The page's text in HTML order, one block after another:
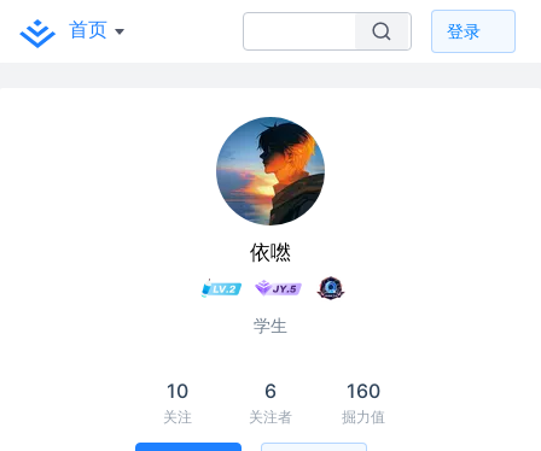
首页 登录
依嘫
学生
10
关注
6
关注者
160
掘力值